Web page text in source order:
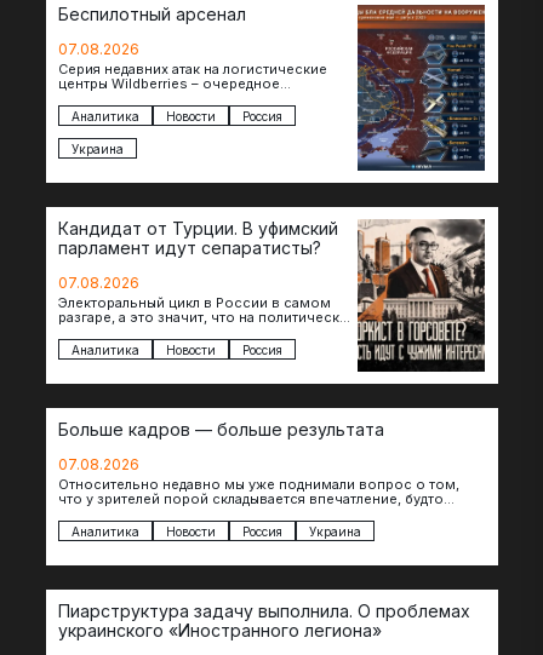
Беспилотный арсенал
07.08.2026
Серия недавних атак на логистические
центры Wildberries – очередное
российского тыла. И суть здесь даже не…
Аналитика Новости Россия
Украина
Кандидат от Турции. В уфимский
парламент идут сепаратисты?
07.08.2026
Электоральный цикл в России в самом
разгаре, а это значит, что на политическое
сомнительной репутацией….
Аналитика Новости Россия
Больше кадров — больше результата
07.08.2026
Относительно недавно мы уже поднимали вопрос о том,
что у зрителей порой складывается впечатление, будто
Аналитика Новости Россия Украина
Пиарструктура задачу выполнила. О проблемах
украинского «Иностранного легиона»